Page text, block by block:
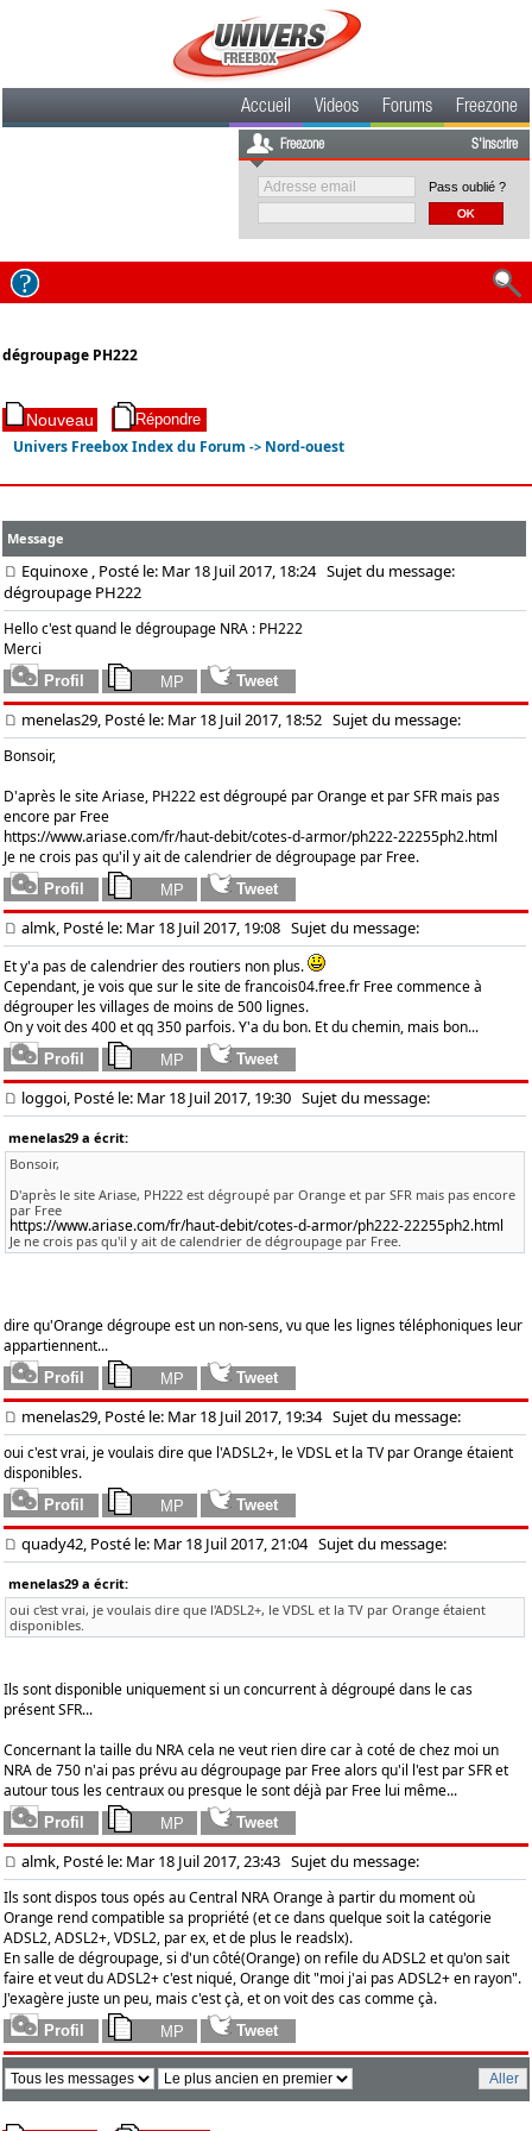
Accueil Videos Forums Freezone
Freezone S'inscrire
Pass oublié ?
dégroupage PH222
Univers Freebox Index du Forum -> Nord-ouest
Message
Equinoxe , Posté le: Mar 18 Juil 2017, 18:24Sujet du message:
dégroupage PH222
Hello c'est quand le dégroupage NRA : PH222
Merci
menelas29, Posté le: Mar 18 Juil 2017, 18:52 Sujet du message:
Bonsoir,
D'après le site Ariase, PH222 est dégroupé par Orange et par SFR mais pas
encore par Free
https://www.ariase.com/fr/haut-debit/cotes-d-armor/ph222-22255ph2.html
Je ne crois pas qu'il y ait de calendrier de dégroupage par Free.
almk, Posté le: Mar 18 Juil 2017, 19:08 Sujet du message:
Et y'a pas de calendrier des routiers non plus.
Cependant, je vois que sur le site de francois04.free.fr Free commence à
dégrouper les villages de moins de 500 lignes.
On y voit des 400 et qq 350 parfois. Y'a du bon. Et du chemin, mais bon...
loggoi, Posté le: Mar 18 Juil 2017, 19:30 Sujet du message:
menelas29 a écrit:
Bonsoir,
D'après le site Ariase, PH222 est dégroupé par Orange et par SFR mais pas encore
par Free
https://www.ariase.com/fr/haut-debit/cotes-d-armor/ph222-22255ph2.html
Je ne crois pas qu'il y ait de calendrier de dégroupage par Free.
dire qu'Orange dégroupe est un non-sens, vu que les lignes téléphoniques leur
appartiennent...
menelas29, Posté le: Mar 18 Juil 2017, 19:34Sujet du message:
oui c'est vrai, je voulais dire que l'ADSL2+, le VDSL et la TV par Orange étaient
disponibles.
quady42, Posté le: Mar 18 Juil 2017, 21:04Sujet du message:
menelas29 a écrit:
oui c'est vrai, je voulais dire que l'ADSL2+, le VDSL et la TV par Orange étaient
disponibles.
Ils sont disponible uniquement si un concurrent à dégroupé dans le cas
présent SFR...
Concernant la taille du NRA cela ne veut rien dire car à coté de chez moi un
NRA de 750 n'ai pas prévu au dégroupage par Free alors qu'il l'est par SFR et
autour tous les centraux ou presque le sont déjà par Free lui même...
almk, Posté le: Mar 18 Juil 2017, 23:43 Sujet du message:
Ils sont dispos tous opés au Central NRA Orange à partir du moment où
Orange rend compatible sa propriété (et ce dans quelque soit la catégorie
ADSL2, ADSL2+, VDSL2, par ex, et de plus le readslx).
En salle de dégroupage, si d'un côté(Orange) on refile du ADSL2 et qu'on sait
faire et veut du ADSL2+ c'est niqué, Orange dit "moi j'ai pas ADSL2+ en rayon".
J'exagère juste un peu, mais c'est çà, et on voit des cas comme çà.